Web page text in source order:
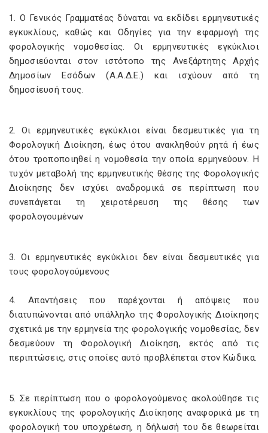
1. Ο Γενικός Γραμματέας δύναται να εκδίδει ερμηνευτικές
εγκυκλίους, καθώς και Οδηγίες για την εφαρμογή της
φορολογικής νομοθεσίας. Οι ερμηνευτικές εγκύκλιοι
δημοσιεύονται στον ιστότοπο της Ανεξάρτητης Αρχής
Δημοσίων Εσόδων (Α.Α.Δ.Ε.) και ισχύουν από τη
δημοσίευσή τους.
2. Οι ερμηνευτικές εγκύκλιοι είναι δεσμευτικές για τη
Φορολογική Διοίκηση, έως ότου ανακληθούν ρητά ή έως
ότου τροποποιηθεί η νομοθεσία την οποία ερμηνεύουν. Η
τυχόν μεταβολή της ερμηνευτικής θέσης της Φορολογικής
Διοίκησης δεν ισχύει αναδρομικά σε περίπτωση που
συνεπάγεται τη χειροτέρευση της θέσης των
φορολογουμένων
3. Οι ερμηνευτικές εγκύκλιοι δεν είναι δεσμευτικές για
τους φορολογούμενους
4. Απαντήσεις που παρέχονται ή απόψεις που
διατυπώνονται από υπάλληλο της Φορολογικής Διοίκησης
σχετικά με την ερμηνεία της φορολογικής νομοθεσίας, δεν
δεσμεύουν τη Φορολογική Διοίκηση, εκτός από τις
περιπτώσεις, στις οποίες αυτό προβλέπεται στον Κώδικα.
5. Σε περίπτωση που ο φορολογούμενος ακολούθησε τις
εγκυκλίους της φορολογικής Διοίκησης αναφορικά με τη
φορολογική του υποχρέωση, η δήλωσή του δε θεωρείται